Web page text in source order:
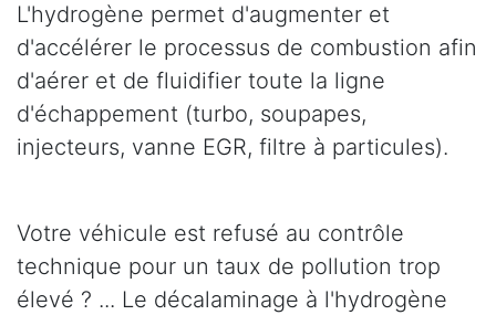
L'hydrogène permet d'augmenter et
d'accélérer le processus de combustion afin
d'aérer et de fluidifier toute la ligne
d'échappement (turbo, soupapes,
injecteurs, vanne EGR, filtre à particules).
Votre véhicule est refusé au contrôle
technique pour un taux de pollution trop
élevé ? ... Le décalaminage à l'hydrogène